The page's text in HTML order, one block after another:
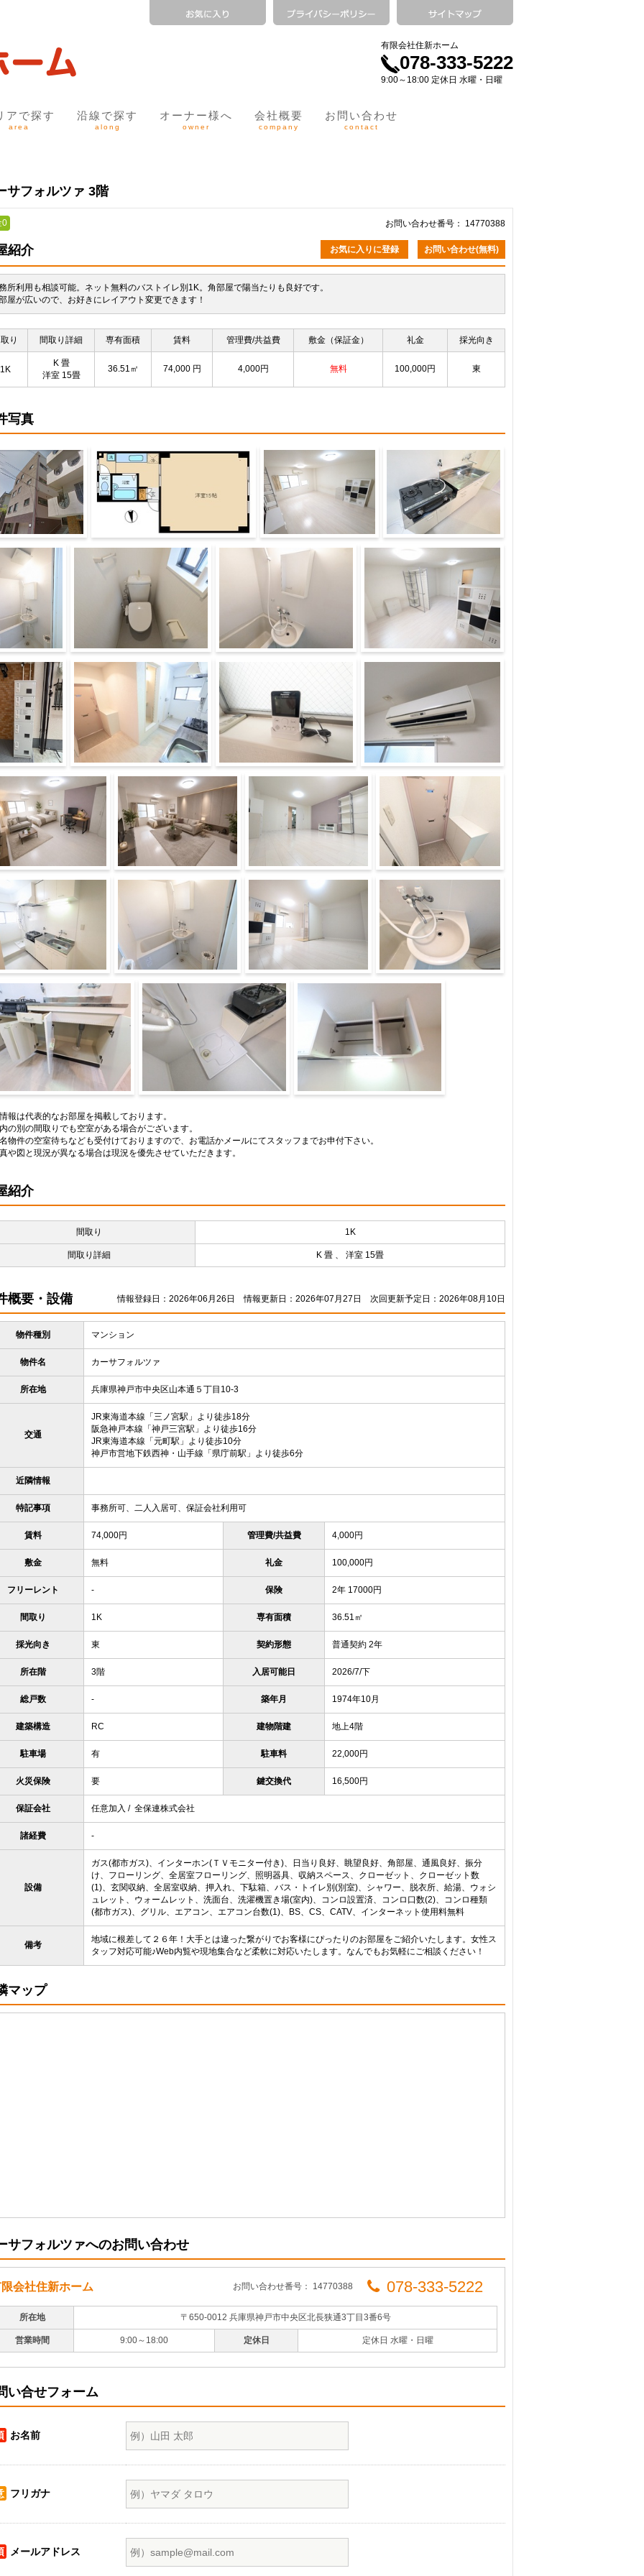
有限会社住新ホーム
078-333-5222
9:00～18:00 定休日 水曜・日曜
アで探す
area
沿線で探す
along
オーナー様へ
owner
会社概要
company
お問い合わせ
contact
サフォルツァ 3階
0 お問い合わせ番号： 14770388
紹介 お気に入りに登録 お問い合わせ(無料)
所利用も相談可能。ネット無料のバストイレ別1K。角部屋で陽当たりも良好です。
屋が広いので、お好きにレイアウト変更できます！
り 間取り詳細 専有面積 賃料 管理費/共益費 敷金（保証金） 礼金 採光向き
1K
K 畳
洋室 15畳
36.51㎡ 74,000 円 4,000円 無料 100,000円 東
写真
外観 広い１Kです
広いので色々な使い方が出
来ます
キッチン
ウォシュレット新調 洗面所 仕切っても使えます
ボックス 玄関 モニターホンに取替 その他設備
ージ図 イメージ図 その他部屋・スペース 玄関
チン バス 内装17 洗面所
報は代表的なお部屋を掲載しております。
の別の間取りでも空室がある場合がございます。
物件の空室待ちなども受付けておりますので、お電話かメールにてスタッフまでお申付下さい。
や図と現況が異なる場合は現況を優先させていただきます。
紹介
間取り 1K
間取り詳細 K 畳 、 洋室 15畳
概要・設備 情報登録日：2026年06月26日 情報更新日：2026年07月27日 次回更新予定日：2026年08月10日
物件種別 マンション
物件名 カーサフォルツァ
所在地 兵庫県神戸市中央区山本通５丁目10-3
交通
JR東海道本線「三ノ宮駅」より徒歩18分
阪急神戸本線「神戸三宮駅」より徒歩16分
JR東海道本線「元町駅」より徒歩10分
神戸市営地下鉄西神・山手線「県庁前駅」より徒歩6分
近隣情報
特記事項 事務所可、二人入居可、保証会社利用可
賃料 74,000円 管理費/共益費 4,000円
敷金 無料 礼金 100,000円
フリーレント - 保険 2年 17000円
間取り 1K 専有面積 36.51㎡
採光向き 東 契約形態 普通契約 2年
所在階 3階 入居可能日 2026/7/下
総戸数 - 築年月 1974年10月
建築構造 RC 建物階建 地上4階
駐車場 有 駐車料 22,000円
火災保険 要 鍵交換代 16,500円
保証会社 任意加入 / 全保連株式会社
諸経費 -
設備
ガス(都市ガス)、インターホン(ＴＶモニター付き)、日当り良好、眺望良好、角部屋、通風良好、振分
け、フローリング、全居室フローリング、照明器具、収納スペース、クローゼット、クローゼット数
(1)、玄関収納、全居室収納、押入れ、下駄箱、バス・トイレ別(別室)、シャワー、脱衣所、給湯、ウォシ
ュレット、ウォームレット、洗面台、洗濯機置き場(室内)、コンロ設置済、コンロ口数(2)、コンロ種類
(都市ガス)、グリル、エアコン、エアコン台数(1)、BS、CS、CATV、インターネット使用料無料
備考
地域に根差して２６年！大手とは違った繋がりでお客様にぴったりのお部屋をご紹介いたします。女性ス
タッフ対応可能♪Web内覧や現地集合など柔軟に対応いたします。なんでもお気軽にご相談ください！
マップ
サフォルツァへのお問い合わせ
会社住新ホーム 078-333-5222
お問い合わせ番号： 14770388
所在地 〒650-0012 兵庫県神戸市中央区北長狭通3丁目3番6号
営業時間 9:00～18:00 定休日 定休日 水曜・日曜
い合せフォーム
お名前
フリガナ
メールアドレス